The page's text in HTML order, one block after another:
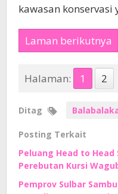
kawasan konservasi
Laman berikutnya
Halaman: 1 2
Ditag
Posting Terkait
Peluang Head to
Perebutan Kursi
Pemprov Sulbar